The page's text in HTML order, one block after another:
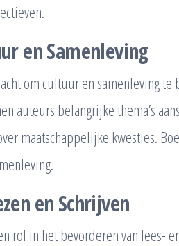
en Samenleving
om cultuur en samenleving
auteurs belangrijke thema’s
maatschappelijke kwesties.
en Schrijven
rol in het bevorderen van lees-